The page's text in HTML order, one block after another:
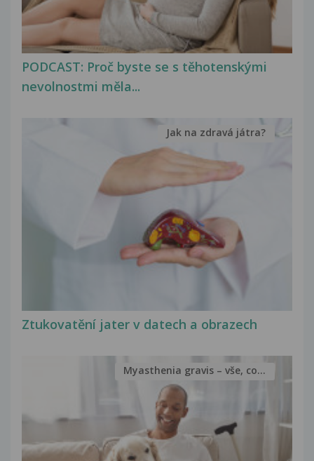
PODCAST: Proč byste se s těhotenskými
nevolnostmi měla...
Ztukovatění jater v datech a obrazech
Jak na zdravá játra?
Myasthenia gravis – vše, co...